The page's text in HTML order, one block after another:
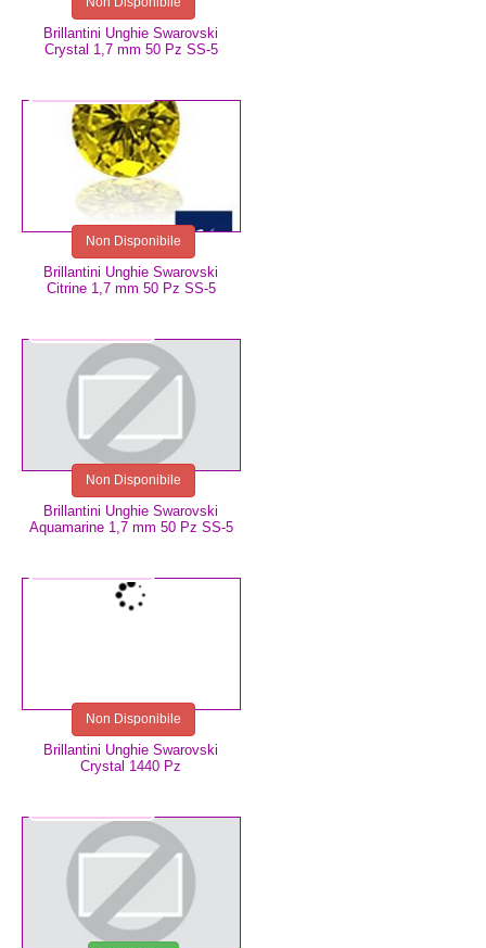
Brillantini Unghie Swarovski
Crystal 1,7 mm 50 Pz SS-5
Brillantini Unghie Swarovski
Citrine 1,7 mm 50 Pz SS-5
Non Disponibile
Brillantini Unghie Swarovski
Aquamarine 1,7 mm 50 Pz SS-5
Non Disponibile
Brillantini Unghie Swarovski
Crystal 1440 Pz
Non Disponibile